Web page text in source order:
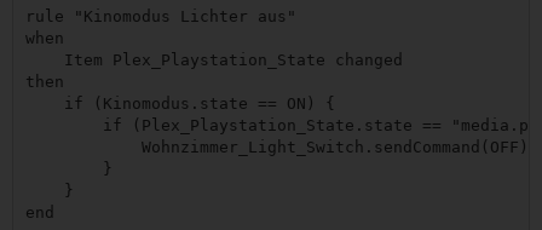
rule "Kinomodus Lichter aus"
when
    Item Plex_Playstation_State changed
then
    if (Kinomodus.state == ON) {
if (Plex_Playstation_State.state ==
            Wohnzimmer_Light_Switch.sendCommand(OFF)
        }
    }
end